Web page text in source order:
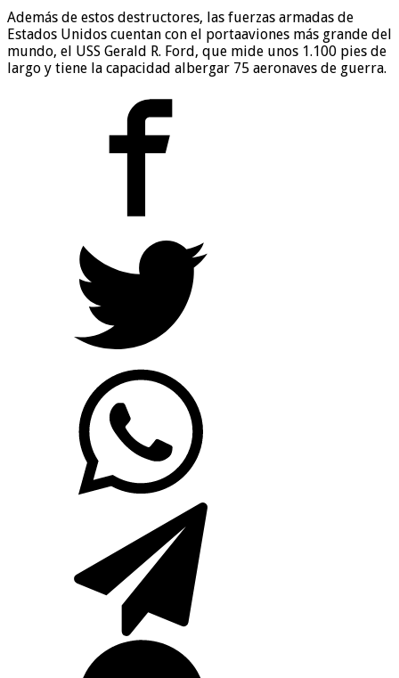
Además de estos destructores, las fuerzas armadas de
Estados Unidos cuentan con el portaaviones más grande del
mundo, el USS Gerald R. Ford, que mide unos 1.100 pies de
largo y tiene la capacidad albergar 75 aeronaves de guerra.